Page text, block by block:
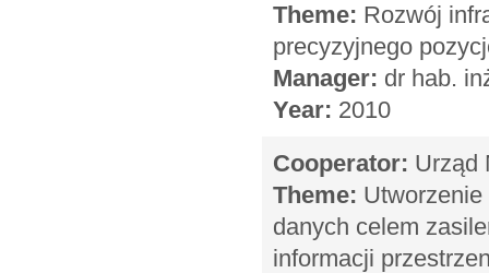
Theme: Rozwój
precyzyjnego
Manager: dr hab.
Year: 2010
Cooperator: Urząd
Theme: Utworzenie
danych celem
informacji